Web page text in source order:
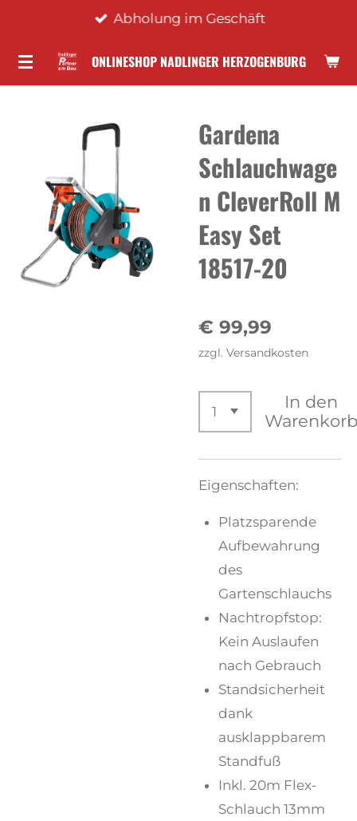
springen
ONLINESHOP NADLINGER HERZOGENBURG
Abholung im Geschäft
Gardena
Schlauchwage
n CleverRoll M
Easy Set
18517-20
€ 99,99
zzgl. Versandkosten
In den
Eigenschaften:
Platzsparende
Aufbewahrung
des
Gartenschlauchs
Nachtropfstop:
Kein Auslaufen
nach Gebrauch
Standsicherheit
dank
ausklappbarem
Standfuß
Inkl. 20m Flex-
Schlauch 13mm